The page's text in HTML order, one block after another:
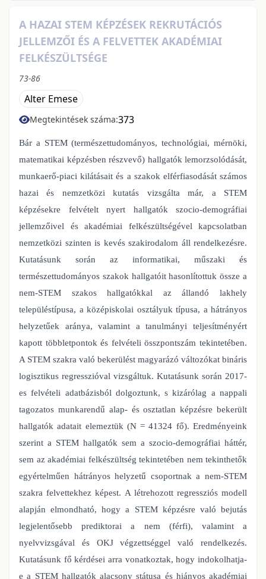
A HAZAI STEM KÉPZÉSEK REKRUTÁCIÓS
JELLEMZŐI ÉS A FELVETTEK AKADÉMIAI
FELKÉSZÜLTSÉGE
73-86
Alter Emese
Megtekintések száma:373
Bár a STEM (természettudományos, technológiai, mérnöki,
matematikai képzésben részvevő) hallgatók lemorzsolódását,
munkaerő-piaci kilátásait és a szakok elférfiasodását számos
hazai és nemzetközi kutatás vizsgálta már, a STEM
képzésekre felvételt nyert hallgatók szocio-demográfiai
jellemzőivel és akadémiai felkészültségével kapcsolatban
nemzetközi szinten is kevés szakirodalom áll rendelkezésre.
Kutatásunk során az informatikai, műszaki és
természettudományos szakok hallgatóit hasonlítottuk össze a
nem-STEM szakos hallgatókkal az állandó lakhely
településtípusa, a középiskolai osztályuk típusa, a hátrányos
helyzetűek aránya, valamint a tanulmányi teljesítményért
kapott többletpontok és felvételi összpontszám tekintetében.
A STEM szakra való bekerülést magyarázó változókat bináris
logisztikus regresszióval vizsgáltuk. Kutatásunk során 2017-
es felvételi adatbázisból dolgoztunk, s kizárólag a nappali
tagozatos munkarendű alap- és osztatlan képzésre bekerült
hallgatók adatait elemeztük (N = 41324 fő). Eredményeink
szerint a STEM hallgatók sem a szocio-demográfiai háttér,
sem az akadémiai felkészültség tekintetében nem tekinthetők
egyértelműen hátrányos helyzetű csoportnak a nem-STEM
szakra felvettekhez képest. A létrehozott regressziós modell
alapján elmondható, hogy a STEM képzésre való bejutás
legjelentősebb prediktorai a nem (férfi), valamint a
nyelvvizsgával és OKJ végzettséggel való rendelkezés.
Kutatásunk fő kérdései arra vonatkoztak, hogy indokolhatja-
e a STEM hallgatók alacsony státusa és hiányos akadémiai